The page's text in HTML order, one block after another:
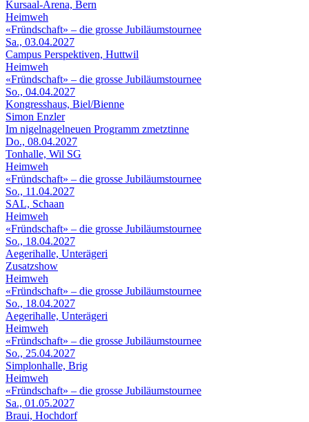
Kursaal-Arena, Bern
Heimweh
«Fründschaft» – die grosse Jubiläumstournee
Sa., 03.04.2027
Campus Perspektiven, Huttwil
Heimweh
«Fründschaft» – die grosse Jubiläumstournee
So., 04.04.2027
Kongresshaus, Biel/Bienne
Simon Enzler
Im nigelnagelneuen Programm zmetztinne
Do., 08.04.2027
Tonhalle, Wil SG
Heimweh
«Fründschaft» – die grosse Jubiläumstournee
So., 11.04.2027
SAL, Schaan
Heimweh
«Fründschaft» – die grosse Jubiläumstournee
So., 18.04.2027
Aegerihalle, Unterägeri
Zusatzshow
Heimweh
«Fründschaft» – die grosse Jubiläumstournee
So., 18.04.2027
Aegerihalle, Unterägeri
Heimweh
«Fründschaft» – die grosse Jubiläumstournee
So., 25.04.2027
Simplonhalle, Brig
Heimweh
«Fründschaft» – die grosse Jubiläumstournee
Sa., 01.05.2027
Braui, Hochdorf